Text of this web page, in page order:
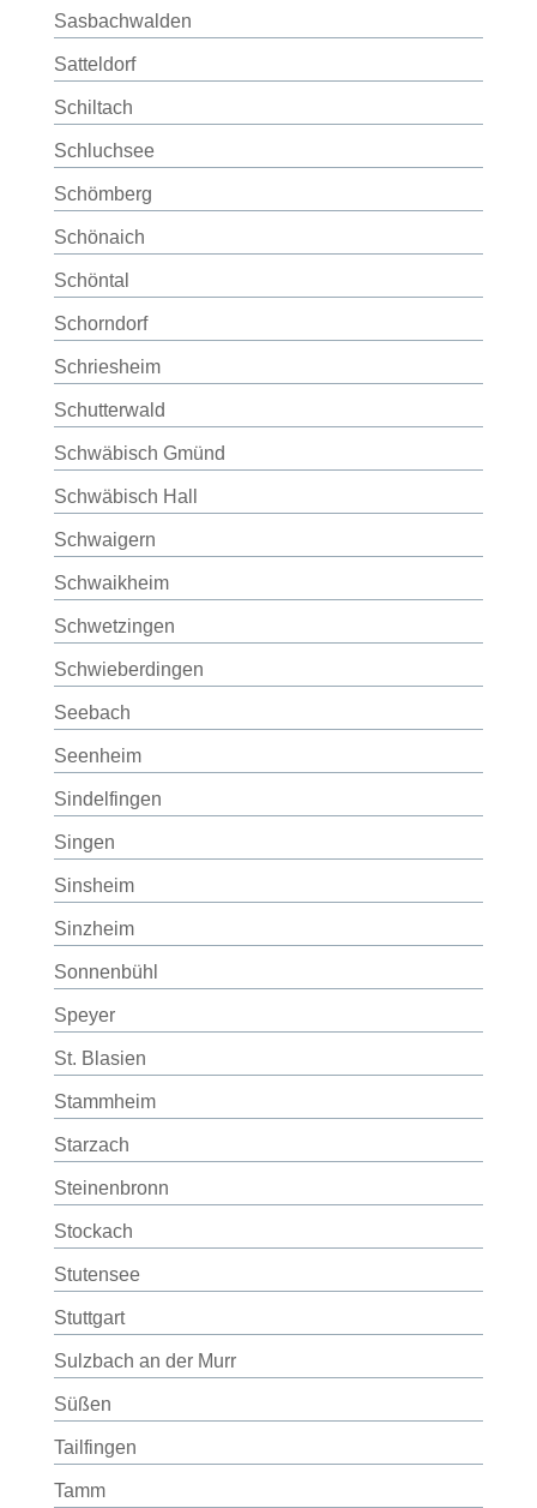
Sasbachwalden
Satteldorf
Schiltach
Schluchsee
Schömberg
Schönaich
Schöntal
Schorndorf
Schriesheim
Schutterwald
Schwäbisch Gmünd
Schwäbisch Hall
Schwaigern
Schwaikheim
Schwetzingen
Schwieberdingen
Seebach
Seenheim
Sindelfingen
Singen
Sinsheim
Sinzheim
Sonnenbühl
Speyer
St. Blasien
Stammheim
Starzach
Steinenbronn
Stockach
Stutensee
Stuttgart
Sulzbach an der Murr
Süßen
Tailfingen
Tamm